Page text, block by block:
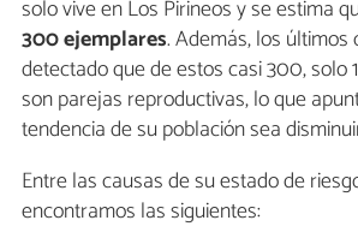
solo vive en Los Pirineos y se estima
300 ejemplares. Además, los últimos
detectado que de estos casi 300, solo
son parejas reproductivas, lo que
tendencia de su población sea
Entre las causas de su estado de
encontramos las siguientes: